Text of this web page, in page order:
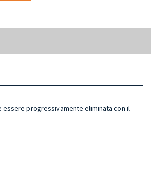
progressivamente eliminata con il